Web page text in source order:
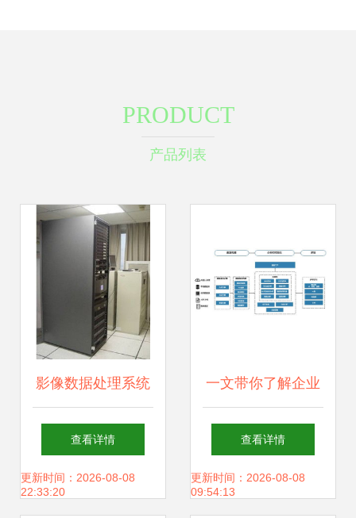
PRODUCT
产品列表
影像数据处理系统
Pixel Factory的存
储支持服务
查看详情
更新时间：2026-08-08
22:33:20
一文带你了解企业
上云数据分析首选
产品Quick BI的存
查看详情
更新时间：2026-08-08
09:54:13